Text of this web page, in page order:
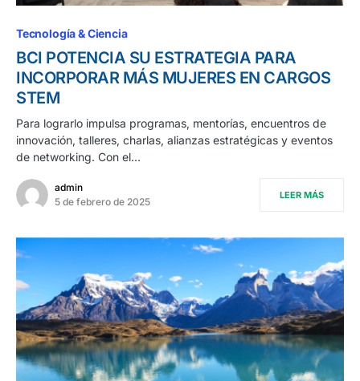
Tecnología & Ciencia
BCI POTENCIA SU ESTRATEGIA PARA
INCORPORAR MÁS MUJERES EN CARGOS
STEM
Para lograrlo impulsa programas, mentorías, encuentros de
innovación, talleres, charlas, alianzas estratégicas y eventos
de networking. Con el…
admin
5 de febrero de 2025
LEER MÁS